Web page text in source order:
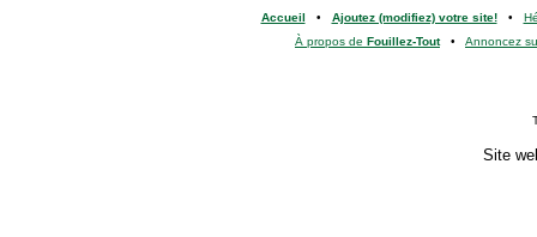
Accueil • Ajoutez (modifiez) votre site!•
À propos de Fouillez-Tout• Annoncez
Site